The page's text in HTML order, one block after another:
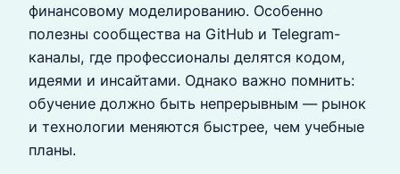
финансовому моделированию. Особенно
полезны сообщества на GitHub и Telegram-
каналы, где профессионалы делятся кодом,
идеями и инсайтами. Однако важно помнить:
обучение должно быть непрерывным — рынок
и технологии меняются быстрее, чем учебные
планы.